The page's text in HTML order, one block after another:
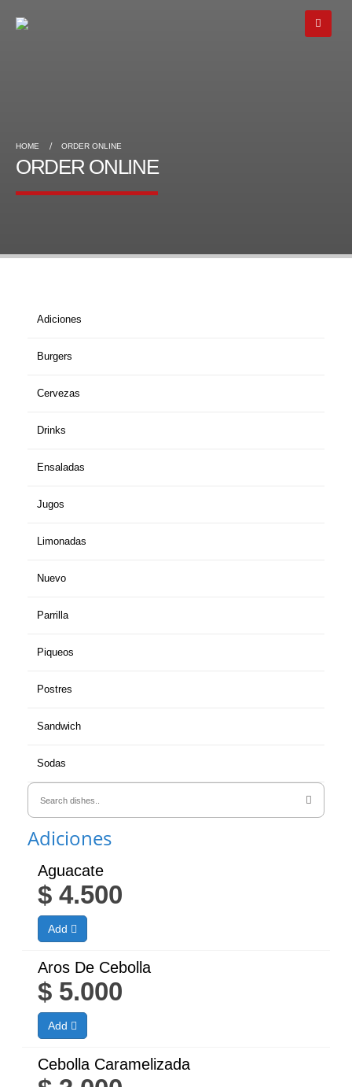
HOME ORDER ONLINE
ORDER ONLINE
Adiciones
Burgers
Cervezas
Drinks
Ensaladas
Jugos
Limonadas
Nuevo
Parrilla
Piqueos
Postres
Sandwich
Sodas
Adiciones
Aguacate
$ 4.500
Add
Aros De Cebolla
$ 5.000
Add
Cebolla Caramelizada